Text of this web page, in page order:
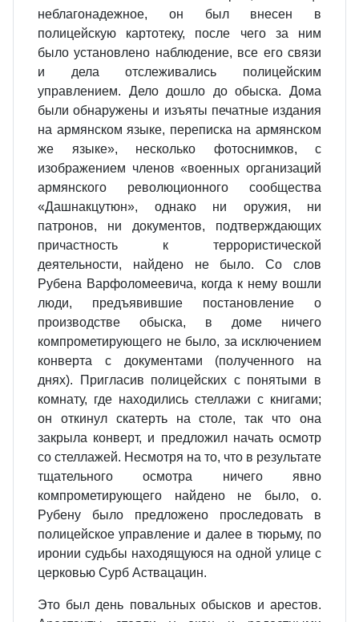
неблагонадежное, он был внесен в
полицейскую картотеку, после чего за ним
было установлено наблюдение, все его связи
и дела отслеживались полицейским
управлением. Дело дошло до обыска. Дома
были обнаружены и изъяты печатные издания
на армянском языке, переписка на армянском
же языке», несколько фотоснимков, с
изображением членов «военных организаций
армянского революционного сообщества
«Дашнакцутюн», однако ни оружия, ни
патронов, ни документов, подтверждающих
причастность к террористической
деятельности, найдено не было. Со слов
Рубена Варфоломеевича, когда к нему вошли
люди, предъявившие постановление о
производстве обыска, в доме ничего
компрометирующего не было, за исключением
конверта с документами (полученного на
днях). Пригласив полицейских с понятыми в
комнату, где находились стеллажи с книгами;
он откинул скатерть на столе, так что она
закрыла конверт, и предложил начать осмотр
со стеллажей. Несмотря на то, что в результате
тщательного осмотра ничего явно
компрометирующего найдено не было, о.
Рубену было предложено проследовать в
полицейское управление и далее в тюрьму, по
иронии судьбы находящуюся на одной улице с
церковью Сурб Аствацацин.
Это был день повальных обысков и арестов.